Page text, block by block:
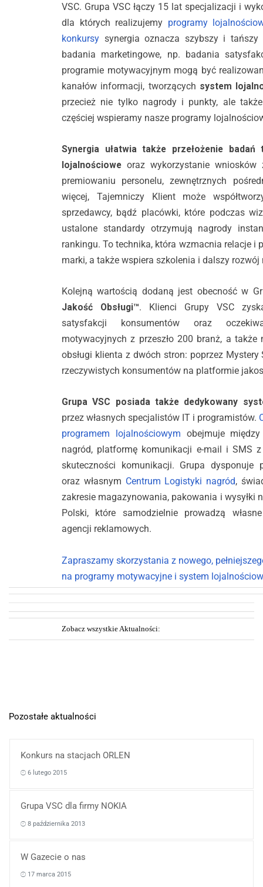
VSC. Grupa VSC łączy 15 lat specjalizacji i
dla których realizujemy programy
konkursy synergia oznacza szybszy i
badania marketingowe, np. badania
programie motywacyjnym mogą być
kanałów informacji, tworzących system
przecież nie tylko nagrody i punkty, ale
częściej wspieramy nasze programy
Synergia ułatwia także przełożenie
lojalnościowe oraz wykorzystanie
premiowaniu personelu, zewnętrznych
więcej, Tajemniczy Klient może
sprzedawcy, bądź placówki, które podczas
ustalone standardy otrzymują nagrody
rankingu. To technika, która wzmacnia relacje i
marki, a także wspiera szkolenia i dalszy
Kolejną wartością dodaną jest obecność w
Jakość Obsługi™. Klienci Grupy VSC
satysfakcji konsumentów oraz
motywacyjnych z przeszło 200 branż, a
obsługi klienta z dwóch stron: poprzez
rzeczywistych konsumentów na platformie
Grupa VSC posiada także dedykowany
przez własnych specjalistów IT i programistów.
programem lojalnościowym obejmuje
nagród, platformę komunikacji e-mail i SMS
skuteczności komunikacji. Grupa dysponuje
oraz własnym Centrum Logistyki nagród,
zakresie magazynowania, pakowania i wysyłki
Polski, które samodzielnie prowadzą
agencji reklamowych.
Zapraszamy skorzystania z nowego,
na programy motywacyjne i system
Zobacz wszystkie Aktualności:
Pozostałe aktualności
Konkurs na stacjach ORLEN
6 lutego 2015
Grupa VSC dla firmy NOKIA
8 października 2013
W Gazecie o nas
17 marca 2015